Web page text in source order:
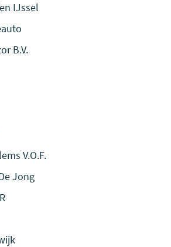
IJssel
B.V.
V.O.F.
Jong